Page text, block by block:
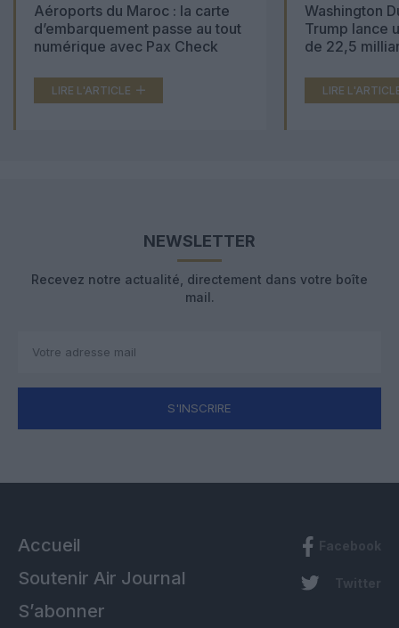
Aéroports du Maroc : la carte
d’embarquement passe au tout
numérique avec Pax Check
LIRE L'ARTICLE
Washington
Trump lance
de 22,5
LIRE
NEWSLETTER
Recevez notre actualité, directement dans votre boîte
mail.
S'INSCRIRE
Accueil
Soutenir Air Journal
S’abonner